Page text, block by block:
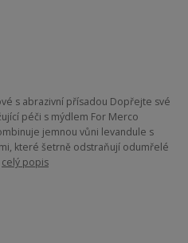
s abrazivní přísadou Dopřejte své
péči s mýdlem For Merco
jemnou vůni levandule s
které šetrně odstraňují odumřelé
celý popis